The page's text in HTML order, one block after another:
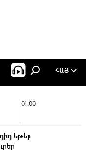
ՀԱՅ
01:00
եթեր